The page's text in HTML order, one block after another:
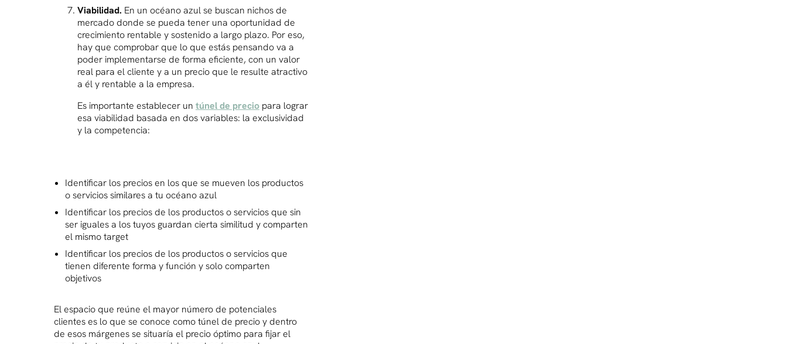
Viabilidad. En un océano azul se buscan nichos de
mercado donde se pueda tener una oportunidad de
crecimiento rentable y sostenido a largo plazo. Por eso,
hay que comprobar que lo que estás pensando va a
poder implementarse de forma eficiente, con un valor
real para el cliente y a un precio que le resulte atractivo
a él y rentable a la empresa.
Es importante establecer un túnel de precio para lograr
esa viabilidad basada en dos variables: la exclusividad
y la competencia:
Identificar los precios en los que se mueven los productos
o servicios similares a tu océano azul
Identificar los precios de los productos o servicios que sin
ser iguales a los tuyos guardan cierta similitud y comparten
el mismo target
Identificar los precios de los productos o servicios que
tienen diferente forma y función y solo comparten
objetivos
El espacio que reúne el mayor número de potenciales
clientes es lo que se conoce como túnel de precio y dentro
de esos márgenes se situaría el precio óptimo para fijar el